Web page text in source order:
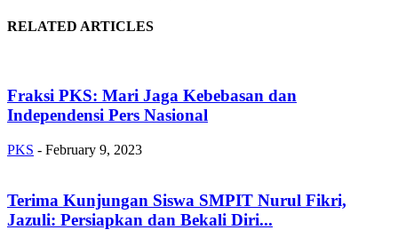
RELATED ARTICLES
Fraksi PKS: Mari Jaga Kebebasan dan
Independensi Pers Nasional
PKS - February 9, 2023
Terima Kunjungan Siswa SMPIT Nurul Fikri,
Jazuli: Persiapkan dan Bekali Diri...